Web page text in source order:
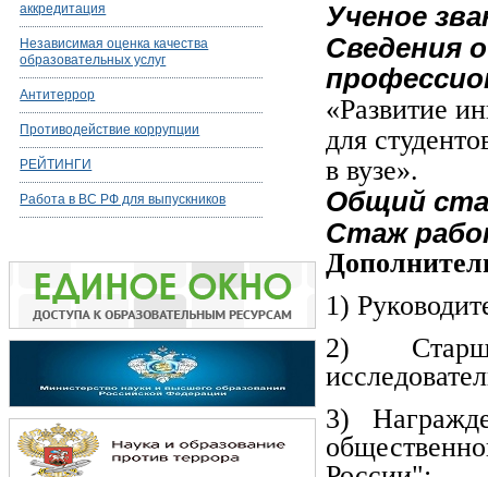
аккредитация
Независимая оценка качества
образовательных услуг
Антитеррор
Противодействие коррупции
РЕЙТИНГИ
Работа в ВС РФ для выпускников
Ученое
Сведения
«Развитие
для
в вузе».
Общий
Стаж
1)
2)
3)